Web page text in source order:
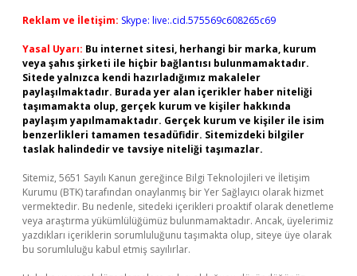
Reklam ve İletişim: Skype: live:.cid.575569c608265c69
Yasal Uyarı: Bu internet sitesi, herhangi bir marka, kurum
veya şahıs şirketi ile hiçbir bağlantısı bulunmamaktadır.
Sitede yalnızca kendi hazırladığımız makaleler
paylaşılmaktadır. Burada yer alan içerikler haber niteliği
taşımamakta olup, gerçek kurum ve kişiler hakkında
paylaşım yapılmamaktadır. Gerçek kurum ve kişiler ile isim
benzerlikleri tamamen tesadüfidir. Sitemizdeki bilgiler
taslak halindedir ve tavsiye niteliği taşımazlar.
Sitemiz, 5651 Sayılı Kanun gereğince Bilgi Teknolojileri ve İletişim
Kurumu (BTK) tarafından onaylanmış bir Yer Sağlayıcı olarak hizmet
vermektedir. Bu nedenle, sitedeki içerikleri proaktif olarak denetleme
veya araştırma yükümlülüğümüz bulunmamaktadır. Ancak, üyelerimiz
yazdıkları içeriklerin sorumluluğunu taşımakta olup, siteye üye olarak
bu sorumluluğu kabul etmiş sayılırlar.